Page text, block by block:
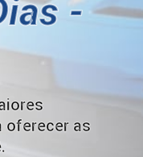
-
oferecer as